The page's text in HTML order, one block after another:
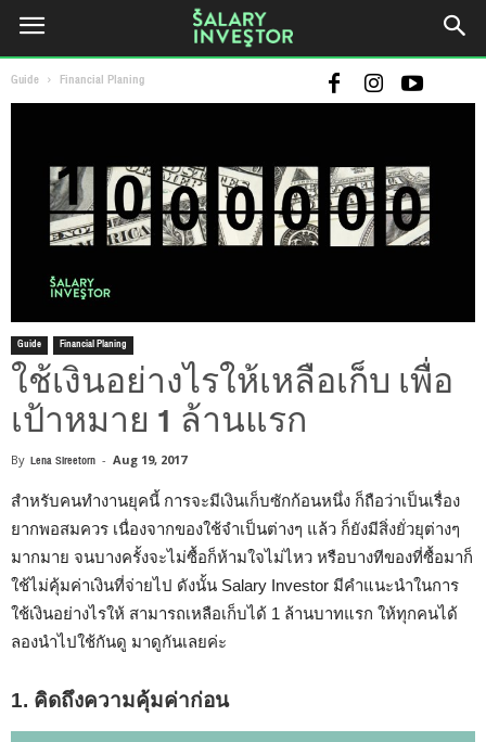
Guide Financial Planing
Guide Financial Planing
ใช้เงินอย่างไรให้เหลือเก็บ เพื่อ
เป้าหมาย 1 ล้านแรก
By Lena Sireetorn - Aug 19, 2017
สำหรับคนทำงานยุคนี้ การจะมีเงินเก็บซักก้อนหนึ่ง ก็ถือว่าเป็นเรื่อง
ยากพอสมควร เนื่องจากของใช้จำเป็นต่างๆ แล้ว ก็ยังมีสิ่งยั่วยุต่างๆ
มากมาย จนบางครั้งจะไม่ซื้อก็ห้ามใจไม่ไหว หรือบางทีของที่ซื้อมาก็
ใช้ไม่คุ้มค่าเงินที่จ่ายไป ดังนั้น Salary Investor มีคำแนะนำในการ
ใช้เงินอย่างไรให้ สามารถเหลือเก็บได้ 1 ล้านบาทแรก ให้ทุกคนได้
ลองนำไปใช้กันดู มาดูกันเลยค่ะ
1. คิดถึงความคุ้มค่าก่อน